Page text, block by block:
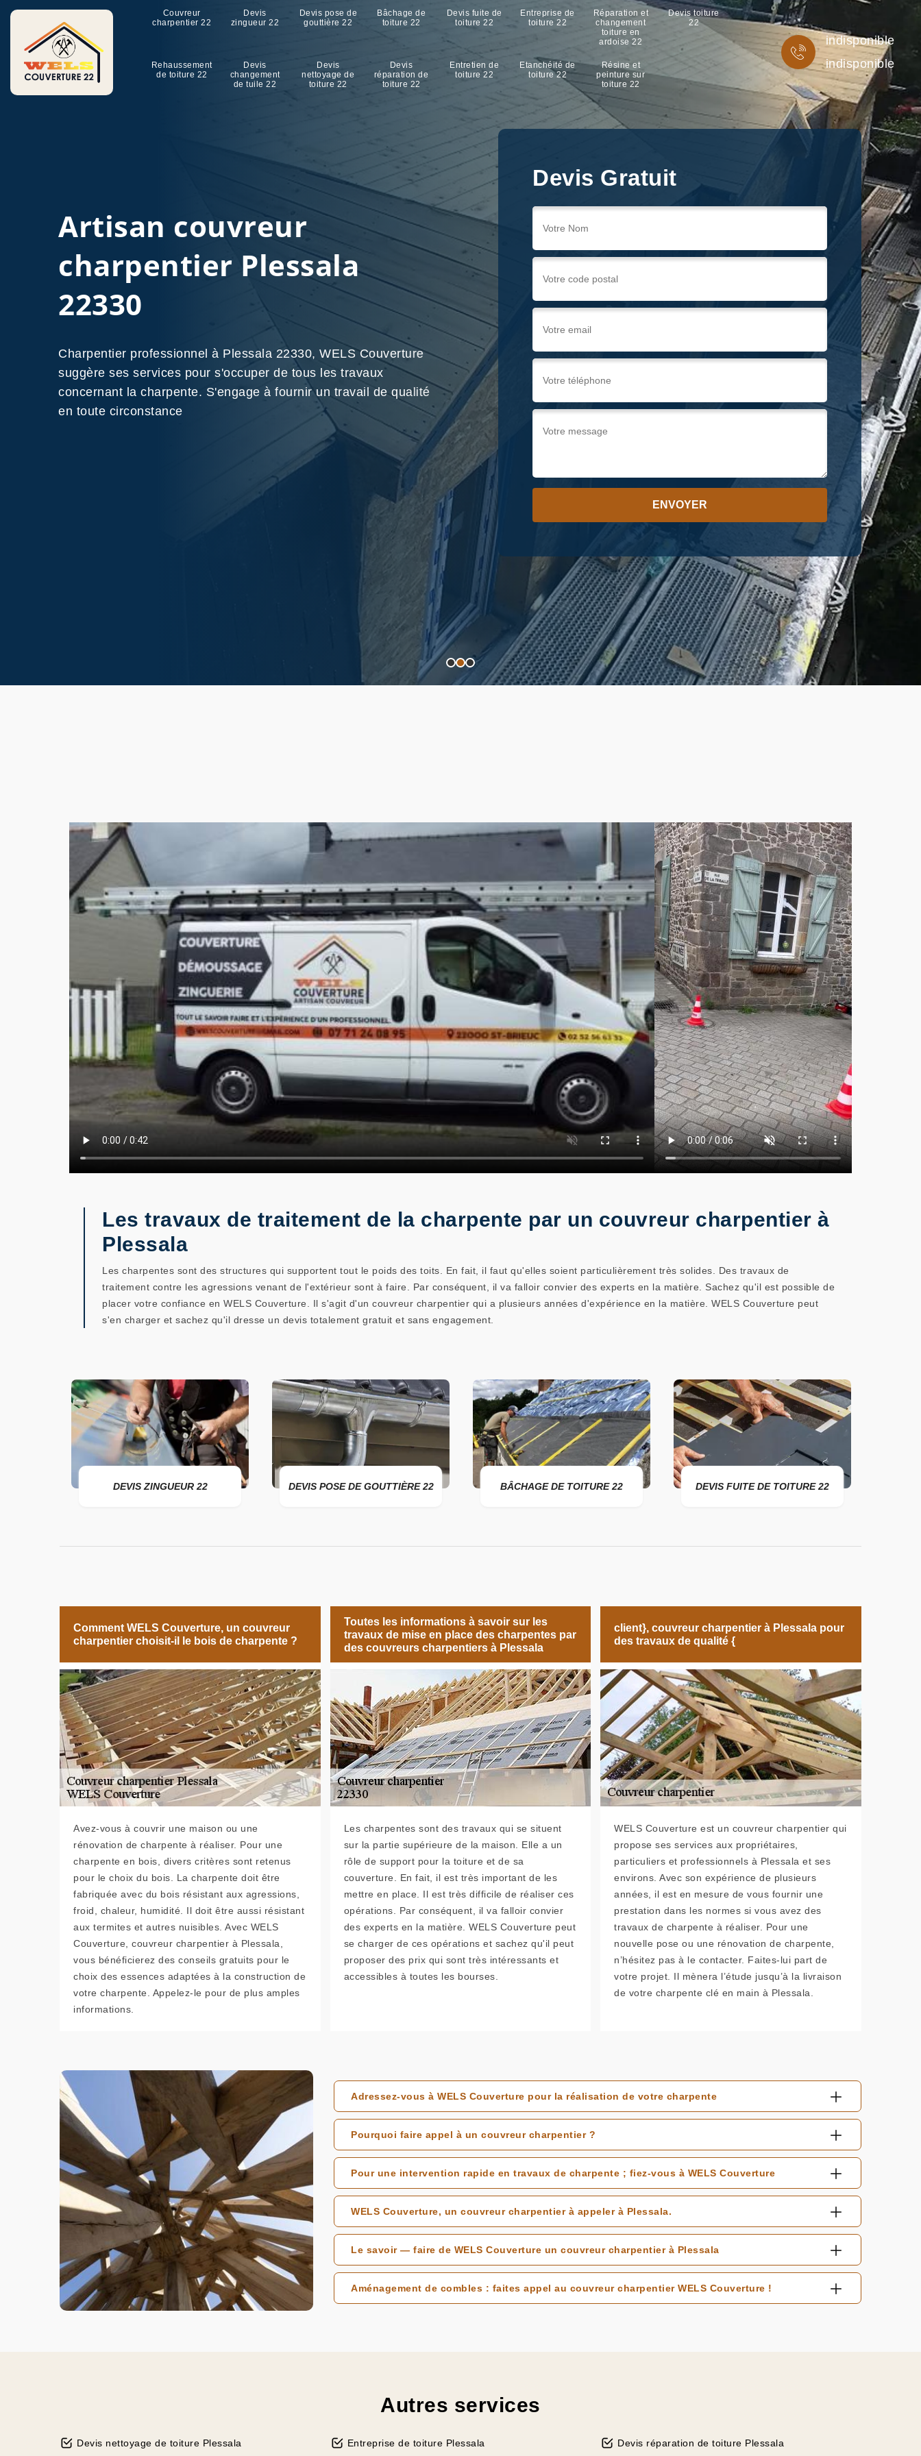
Couvreur
charpentier 22
Devis
zingueur 22
Devis pose de
gouttière 22
Bâchage de
toiture 22
Devis fuite de
toiture 22
Entreprise de
toiture 22
Réparation et
changement
toiture en
ardoise 22
Devis toiture
22
Rehaussement
de toiture 22
Devis
changement
de tuile 22
Devis
nettoyage de
toiture 22
Devis
réparation de
toiture 22
Entretien de
toiture 22
Etanchéité de
toiture 22
Résine et
peinture sur
toiture 22
indisponible
indisponible
Devis Gratuit
Artisan couvreur
charpentier Plessala
22330
Charpentier professionnel à Plessala 22330, WELS Couverture
suggère ses services pour s'occuper de tous les travaux
concernant la charpente. S'engage à fournir un travail de qualité
en toute circonstance
Contactez-Nous !
Devis Gratuit
Devis Gratuit
Les travaux de traitement de la charpente par un couvreur charpentier à
Plessala
Les charpentes sont des structures qui supportent tout le poids des toits. En fait, il faut qu'elles soient particulièrement très solides. Des travaux de
traitement contre les agressions venant de l'extérieur sont à faire. Par conséquent, il va falloir convier des experts en la matière. Sachez qu'il est possible de
placer votre confiance en WELS Couverture. Il s'agit d'un couvreur charpentier qui a plusieurs années d'expérience en la matière. WELS Couverture peut
s'en charger et sachez qu'il dresse un devis totalement gratuit et sans engagement.
DEVIS ZINGUEUR 22 DEVIS POSE DE GOUTTIÈRE 22 BÂCHAGE DE TOITURE 22 DEVIS FUITE DE TOITURE 22 ENTREPRISE DE TOITURE
Comment WELS Couverture, un couvreur
charpentier choisit-il le bois de charpente ?
Avez-vous à couvrir une maison ou une
rénovation de charpente à réaliser. Pour une
charpente en bois, divers critères sont retenus
pour le choix du bois. La charpente doit être
fabriquée avec du bois résistant aux agressions,
froid, chaleur, humidité. Il doit être aussi résistant
aux termites et autres nuisibles. Avec WELS
Couverture, couvreur charpentier à Plessala,
vous bénéficierez des conseils gratuits pour le
choix des essences adaptées à la construction de
votre charpente. Appelez-le pour de plus amples
informations.
Toutes les informations à savoir sur les
travaux de mise en place des charpentes par
des couvreurs charpentiers à Plessala
Les charpentes sont des travaux qui se situent
sur la partie supérieure de la maison. Elle a un
rôle de support pour la toiture et de sa
couverture. En fait, il est très important de les
mettre en place. Il est très difficile de réaliser ces
opérations. Par conséquent, il va falloir convier
des experts en la matière. WELS Couverture peut
se charger de ces opérations et sachez qu'il peut
proposer des prix qui sont très intéressants et
accessibles à toutes les bourses.
client}, couvreur charpentier à Plessala pour
des travaux de qualité {
WELS Couverture est un couvreur charpentier qui
propose ses services aux propriétaires,
particuliers et professionnels à Plessala et ses
environs. Avec son expérience de plusieurs
années, il est en mesure de vous fournir une
prestation dans les normes si vous avez des
travaux de charpente à réaliser. Pour une
nouvelle pose ou une rénovation de charpente,
n’hésitez pas à le contacter. Faites-lui part de
votre projet. Il mènera l’étude jusqu’à la livraison
de votre charpente clé en main à Plessala.
Adressez-vous à WELS Couverture pour la réalisation de votre charpente
Pourquoi faire appel à un couvreur charpentier ?
Pour une intervention rapide en travaux de charpente ; fiez-vous à WELS Couverture
WELS Couverture, un couvreur charpentier à appeler à Plessala.
Le savoir — faire de WELS Couverture un couvreur charpentier à Plessala
Aménagement de combles : faites appel au couvreur charpentier WELS Couverture !
Autres services
Devis nettoyage de toiture Plessala Entreprise de toiture Plessala Devis réparation de toiture Plessala